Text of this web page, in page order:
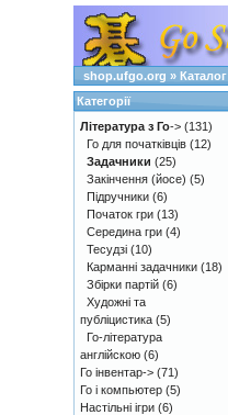
shop.ufgo.org » Каталог
Категорії
Література з Го-> (131)
Го для початківців (12)
Задачники (25)
Закінчення (йосе) (5)
Підручники (6)
Початок гри (13)
Середина гри (4)
Тесудзі (10)
Карманні задачники (18)
Збірки партій (6)
Художні та
публіцистика (5)
Го-література
англійскою (6)
Го інвентар-> (71)
Го і компьютер (5)
Настільні ігри (6)